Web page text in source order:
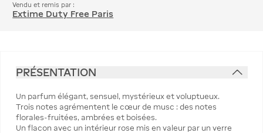
Vendu et remis par :
Extime Duty Free Paris
PRÉSENTATION
Un parfum élégant, sensuel, mystérieux et voluptueux.
Trois notes agrémentent le cœur de musc : des notes
florales-fruitées, ambrées et boisées.
Un flacon avec un intérieur rose mis en valeur par un verre